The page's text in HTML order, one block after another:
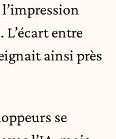
L’écart entre
ainsi près
se